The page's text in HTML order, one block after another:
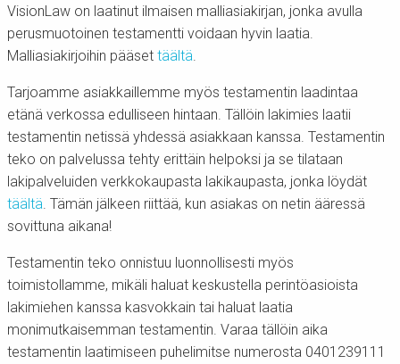
VisionLaw on laatinut ilmaisen malliasiakirjan, jonka avulla
perusmuotoinen testamentti voidaan hyvin laatia.
Malliasiakirjoihin pääset täältä
Tarjoamme asiakkaillemme myös testamentin laadintaa
etänä verkossa edulliseen hintaan. Tällöin lakimies laatii
testamentin netissä yhdessä asiakkaan kanssa. Testamentin
teko on palvelussa tehty erittäin helpoksi ja se tilataan
lakipalveluiden verkkokaupasta lakikaupasta, jonka löydät
täältä . Tämän jälkeen riittää, kun asiakas on netin ääressä
sovittuna aikana!
Testamentin teko onnistuu luonnollisesti myös
toimistollamme, mikäli haluat keskustella perintöasioista
lakimiehen kanssa kasvokkain tai haluat laatia
monimutkaisemman testamentin. Varaa tällöin aika
testamentin laatimiseen puhelimitse numerosta 0401239111